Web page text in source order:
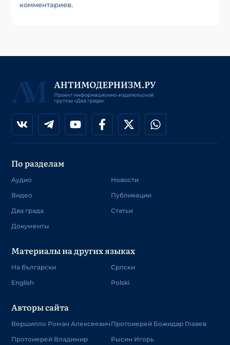
комментариев.
По разделам
Аудио
Видео
Два града
Документы
Новости
Публикации
Статьи
Материалы на других языках
На български
English
Српски
Polski
Авторы сайта
Вершилло Роман Алексеевич
Протоиерей Владимир
Протоиерей Божидар Главев
Рысин Игорь